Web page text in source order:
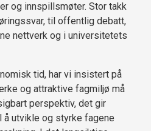
og innspillsmøter. Stor takk
til offentlig debatt,
nettverk og i universitetets
tid, har vi insistert på
og attraktive fagmiljø må
perspektiv, det gir
utvikle og styrke fagene